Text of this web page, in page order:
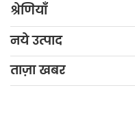
श्रेणियाँ
नये उत्पाद
ताज़ा खबर